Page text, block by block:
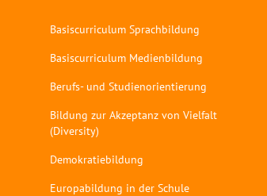
Basiscurriculum Sprachbildung
Basiscurriculum Medienbildung
Berufs- und Studienorientierung
Bildung zur Akzeptanz von Vielfalt
(Diversity)
Demokratiebildung
Europabildung in der Schule